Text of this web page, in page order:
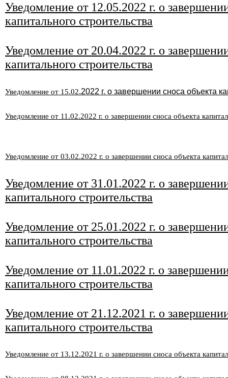
Уведомление от 12.05.2022 г. о
капитального строительства
Уведомление от 20.04.2022 г. о
капитального строительства
Уведомление от 15.02.2022 г. о завершении сноса объекта
Уведомление от 11 .02.2022 г. о завершении сноса объекта
Уведомление от 03.02.2022 г. о завершении сноса объекта
Уведомление от 31.01.2022 г. о
капитального строительства
Уведомление от 25.01.2022 г. о
капитального строительства
Уведомление от 11.01.2022 г. о
капитального строительства
Уведомление от 21.12.2021 г. о
капитального строительства
Уведомление от 13.12.2021 г. о завершении сноса объекта